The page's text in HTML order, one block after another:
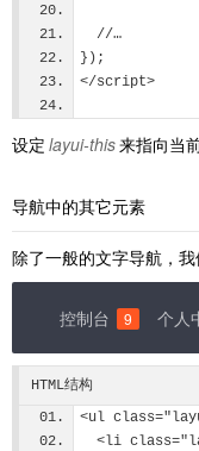
  //…
});
</script>
设定 layui-this来指向当
导航中的其它元素
除了一般的文字导航，
控制台 9 个人
HTML结构
<ul
<li